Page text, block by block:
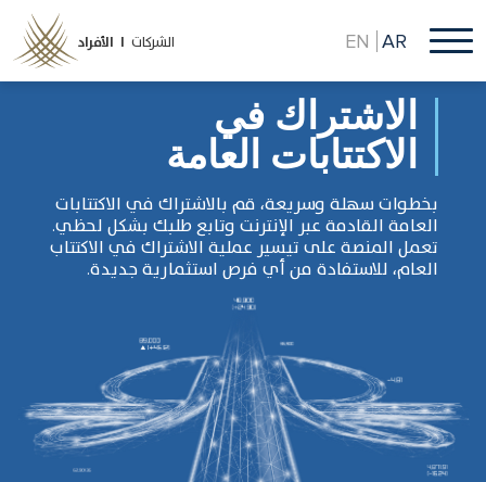
إلى
المحتوى
الأفراد | الشركات EN AR
الاشتراك في
الاكتتابات العامة
بخطوات سهلة وسريعة، قم بالاشتراك في الاكتتابات
العامة القادمة عبر الإنترنت وتابع طلبك بشكل لحظي.
تعمل المنصة على تيسير عملية الاشتراك في الاكتتاب
العام، للاستفادة من أي فرص استثمارية جديدة.